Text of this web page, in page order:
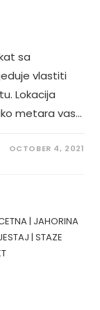
sa
vlastiti
Lokacija
metara vas…
OCTOBER 4, 2021
| JAHORINA
|STAZE